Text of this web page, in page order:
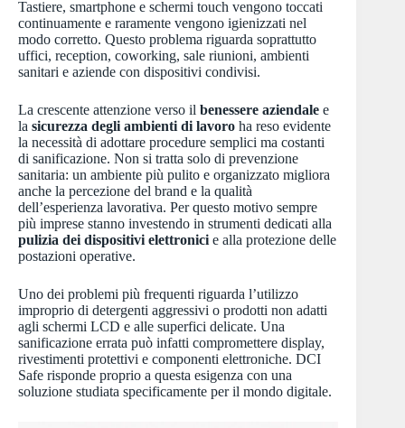
Tastiere, smartphone e schermi touch vengono toccati
continuamente e raramente vengono igienizzati nel
modo corretto. Questo problema riguarda soprattutto
uffici, reception, coworking, sale riunioni, ambienti
sanitari e aziende con dispositivi condivisi.
La crescente attenzione verso il benessere aziendale e
la sicurezza degli ambienti di lavoro ha reso evidente
la necessità di adottare procedure semplici ma costanti
di sanificazione. Non si tratta solo di prevenzione
sanitaria: un ambiente più pulito e organizzato migliora
anche la percezione del brand e la qualità
dell’esperienza lavorativa. Per questo motivo sempre
più imprese stanno investendo in strumenti dedicati alla
pulizia dei dispositivi elettronici e alla protezione delle
postazioni operative.
Uno dei problemi più frequenti riguarda l’utilizzo
improprio di detergenti aggressivi o prodotti non adatti
agli schermi LCD e alle superfici delicate. Una
sanificazione errata può infatti compromettere display,
rivestimenti protettivi e componenti elettroniche. DCI
Safe risponde proprio a questa esigenza con una
soluzione studiata specificamente per il mondo digitale.